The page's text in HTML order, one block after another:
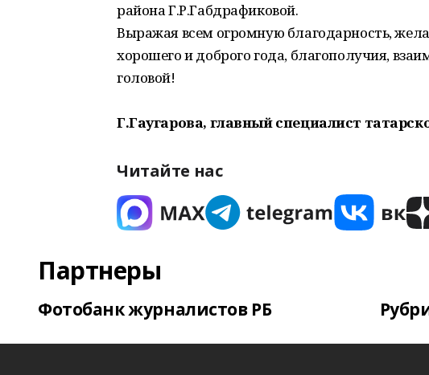
района Г.Р.Габдрафиковой.
Выражая всем огромную благодарность,
хорошего и доброго года, благополучия,
головой!
Г.Гаугарова, главный специалист
Читайте нас
Партнеры
Фотобанк журналистов РБ